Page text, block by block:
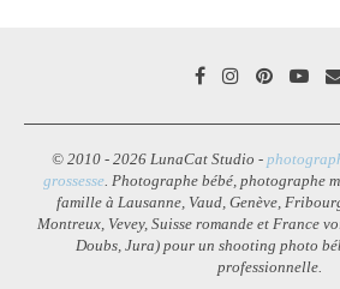
© 2010 - 2026 LunaCat Studio -
grossesse. Photographe bébé, photographe
famille à Lausanne, Vaud, Genève,
Montreux, Vevey, Suisse romande et France
Doubs, Jura) pour un shooting photo
professionnelle.